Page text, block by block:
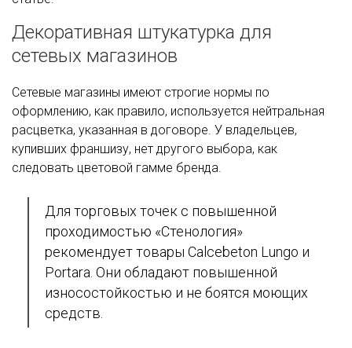
Декоративная штукатурка для
сетевых магазинов
Сетевые магазины имеют строгие нормы по
оформлению, как правило, используется нейтральная
расцветка, указанная в договоре. У владельцев,
купивших франшизу, нет другого выбора, как
следовать цветовой гамме бренда.
Для торговых точек с повышенной
проходимостью «Стенология»
рекомендует товары Calcebeton Lungo и
Portara. Они обладают повышенной
износостойкостью и не боятся моющих
средств.